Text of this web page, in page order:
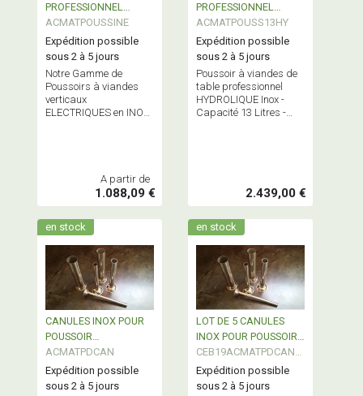
PROFESSIONNEL
ÉLECTRIQUE en INOX
ACMATPOUSSINE
Expédition possible
sous 2 à 5 jours
Notre Gamme de
Poussoirs à viandes
verticaux
ELECTRIQUES en INOX
A partir de
1.088,09 €
PROFESSIONNEL
HYDRAULIQUE
ACMATPOUSS13HY
Expédition possible
sous 2 à 5 jours
Poussoir à viandes de
table professionnel
HYDROLIQUE Inox -
Capacité 13 Litres -
2.439,00 €
en stock
CANULES INOX POUR
POUSSOIR
PROFESSIONNEL -
vendues à l'unité
ACMATPDCAN
Expédition possible
sous 2 à 5 jours
en stock
LOT DE 5 CANULES
INOX POUR POUSSOIR
PROFESSIONNEL
CEB19ACMATPDCAN5
P
Expédition possible
sous 2 à 5 jours